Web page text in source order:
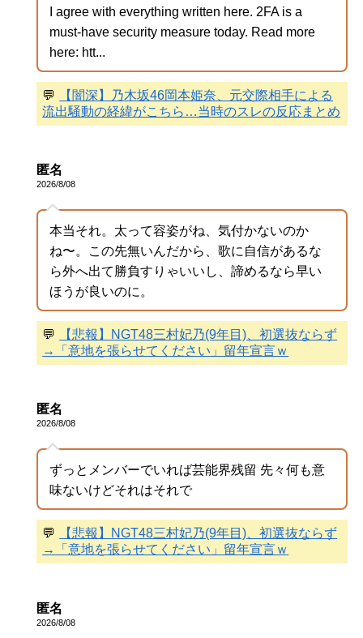
I agree with everything written here. 2FA is a
must-have security measure today. Read more
here: htt...
💬
【闇深】乃木坂46岡本姫奈、元交際相手による
流出騒動の経緯がこちら…当時のスレの反応まとめ
匿名
2026/8/08
本当それ。太って容姿がね、気付かないのか
ね〜。この先無いんだから、歌に自信があるな
ら外へ出て勝負すりゃいいし、諦めるなら早い
ほうが良いのに。
💬
【悲報】NGT48三村妃乃(9年目)、初選抜ならず
→「意地を張らせてください」留年宣言ｗ
匿名
2026/8/08
ずっとメンバーでいれば芸能界残留 先々何も意
味ないけどそれはそれで
💬
【悲報】NGT48三村妃乃(9年目)、初選抜ならず
→「意地を張らせてください」留年宣言ｗ
匿名
2026/8/08